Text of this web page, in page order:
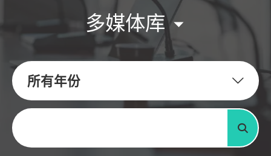
多媒体库
所有年份
关键字
搜寻